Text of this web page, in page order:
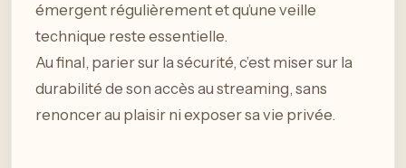
émergent régulièrement et qu’une veille
technique reste essentielle.
Au final, parier sur la sécurité, c’est miser sur la
durabilité de son accès au streaming, sans
renoncer au plaisir ni exposer sa vie privée.